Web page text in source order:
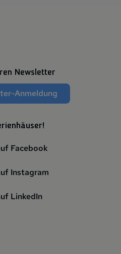
Newsletter
Anmeldung
Facebook
Instagram
LinkedIn